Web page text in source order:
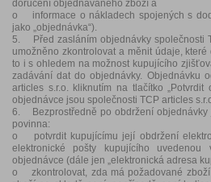
doručení objednávaného zboží a
o informace o nákladech spojených s
jako „objednávka“).
5. Před zasláním objednávky společnosti
umožněno zkontrolovat a měnit údaje,
to i s ohledem na možnost kupujícího
zadávání dat do objednávky. Objednávku
articles s.r.o. kliknutím na tlačítko „Potvrdit
objednávce jsou společnosti TCP articles
6. Bezprostředně po obdržení objednávky
povinna:
o potvrdit kupujícímu její obdržení
elektronické pošty kupujícího
objednávce (dále jen „elektronická adresa
o zkontrolovat, zda má požadované zboží